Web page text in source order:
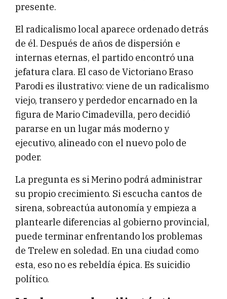
presente.
El radicalismo local aparece ordenado detrás
de él. Después de años de dispersión e
internas eternas, el partido encontró una
jefatura clara. El caso de Victoriano Eraso
Parodi es ilustrativo: viene de un radicalismo
viejo, transero y perdedor encarnado en la
figura de Mario Cimadevilla, pero decidió
pararse en un lugar más moderno y
ejecutivo, alineado con el nuevo polo de
poder.
La pregunta es si Merino podrá administrar
su propio crecimiento. Si escucha cantos de
sirena, sobreactúa autonomía y empieza a
plantearle diferencias al gobierno provincial,
puede terminar enfrentando los problemas
de Trelew en soledad. En una ciudad como
esta, eso no es rebeldía épica. Es suicidio
político.